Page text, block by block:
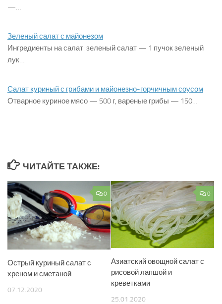
—…
Зеленый салат с майонезом
Ингредиенты на салат: зеленый салат — 1 пучок зеленый
лук…
Салат куриный с грибами и майонезно-горчичным соусом
Отварное куриное мясо — 500 г, вареные грибы — 150…
ЧИТАЙТЕ ТАКЖЕ:
0
Острый куриный салат с
хреном и сметаной
07.12.2020
0
Азиатский овощной салат с
рисовой лапшой и
креветками
25.01.2020